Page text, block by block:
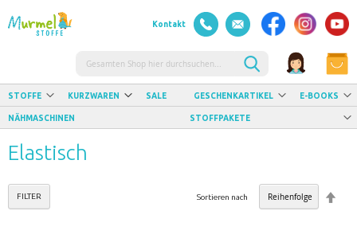
Kontakt
Suche
STOFFE KURZWAREN SALE GESCHENKARTIKEL E-BOOKS
NÄHMASCHINEN STOFFPAKETE
Elastisch
Sortieren nach
FILTER